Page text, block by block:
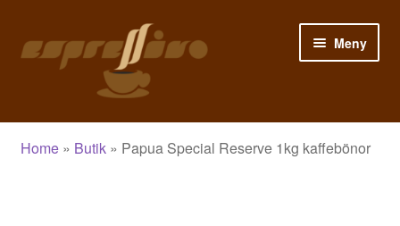
till
till
Meny
Hem
Home» Butik» Papua Special Reserve 1kg kaffebönor